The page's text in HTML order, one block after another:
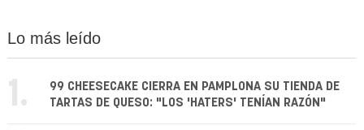
Lo más leído
1.
99 CHEESECAKE CIERRA EN PAMPLONA SU TIENDA DE
TARTAS DE QUESO: "LOS 'HATERS' TENÍAN RAZÓN"